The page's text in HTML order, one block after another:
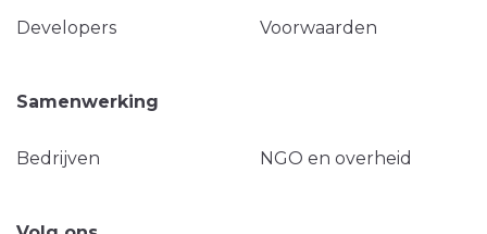
Developers Voorwaarden
Samenwerking
Bedrijven NGO en overheid